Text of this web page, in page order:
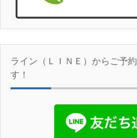
ライン（ＬＩＮＥ）からご予
す！